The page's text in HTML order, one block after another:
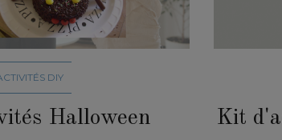
DIY
Halloween Kit